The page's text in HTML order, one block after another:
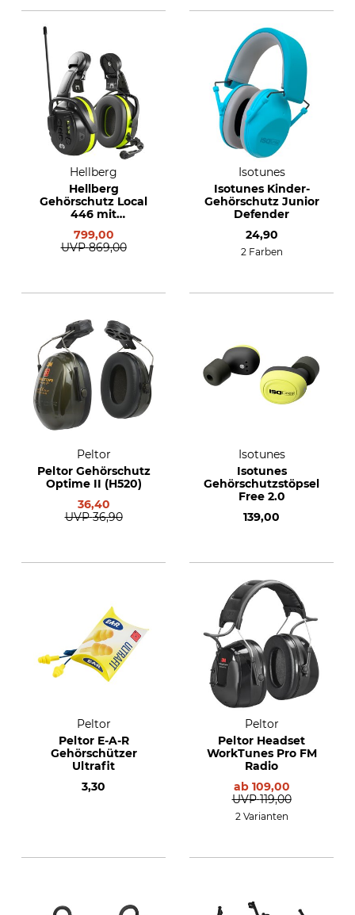
Hellberg
Hellberg
Gehörschutz Local
446 mit
799,00
UVP 869,00
Isotunes
Isotunes Kinder-
Gehörschutz Junior
Defender
24,90
2 Farben
Peltor
Peltor Gehörschutz
Optime II (H520)
36,40
UVP 36,90
Isotunes
Isotunes
Gehörschutzstöpsel
Free 2.0
139,00
Peltor
Peltor E-A-R
Gehörschützer
Ultrafit
3,30
Peltor
Peltor Headset
WorkTunes Pro FM
Radio
ab 109,00
UVP 119,00
2 Varianten